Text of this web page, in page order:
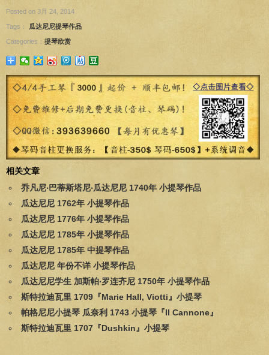
Posted on 3月 24, 2014
Tags： 瓜达尼尼提琴作品
Categories： 提琴欣赏
相关文章
乔凡尼‧巴蒂斯塔尼‧瓜达尼尼 1740年 小提琴作品
瓜达尼尼 1762年 小提琴作品
瓜达尼尼 1776年 小提琴作品
瓜达尼尼 1785年 小提琴作品
瓜达尼尼 1785年 中提琴作品
瓜达尼尼 年份不详 小提琴作品
瓜达尼尼学生 加斯帕‧罗连齐尼 1750年 小提琴作品
斯特拉迪瓦里 1709『Marie Hall, Viotti』小提琴
帕格尼尼小提琴 瓜奈利 1743 小提琴『Il Cannone』
斯特拉迪瓦里 1707『Dushkin』小提琴